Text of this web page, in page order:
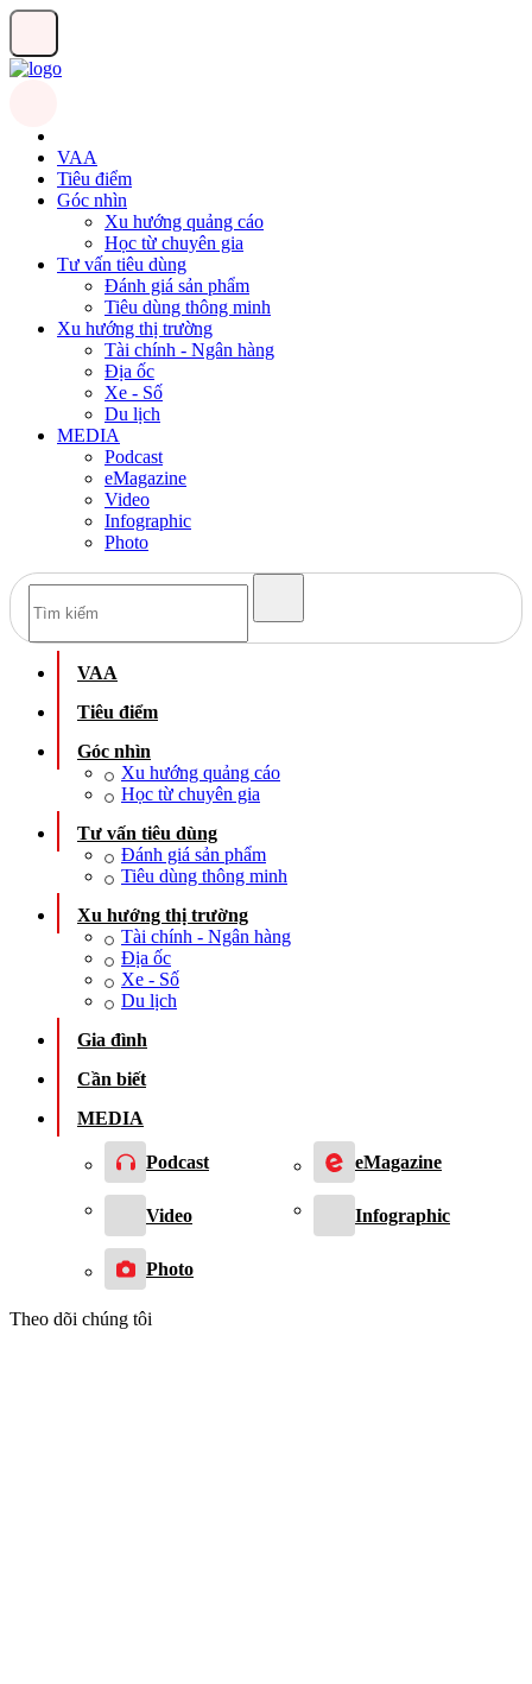
VAA
Tiêu điểm
Góc nhìn
Xu hướng quảng cáo
Học từ chuyên gia
Tư vấn tiêu dùng
Đánh giá sản phẩm
Tiêu dùng thông minh
Xu hướng thị trường
Tài chính - Ngân hàng
Địa ốc
Xe - Số
Du lịch
MEDIA
Podcast
eMagazine
Video
Infographic
Photo
VAA
Tiêu điểm
Góc nhìn
Xu hướng quảng cáo
Học từ chuyên gia
Tư vấn tiêu dùng
Đánh giá sản phẩm
Tiêu dùng thông minh
Xu hướng thị trường
Tài chính - Ngân hàng
Địa ốc
Xe - Số
Du lịch
Gia đình
Cần biết
MEDIA
Podcast eMagazine
Video Infographic
Photo
Theo dõi chúng tôi